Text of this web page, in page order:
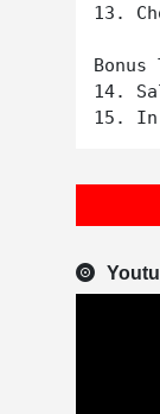
13.
Bonus
14.